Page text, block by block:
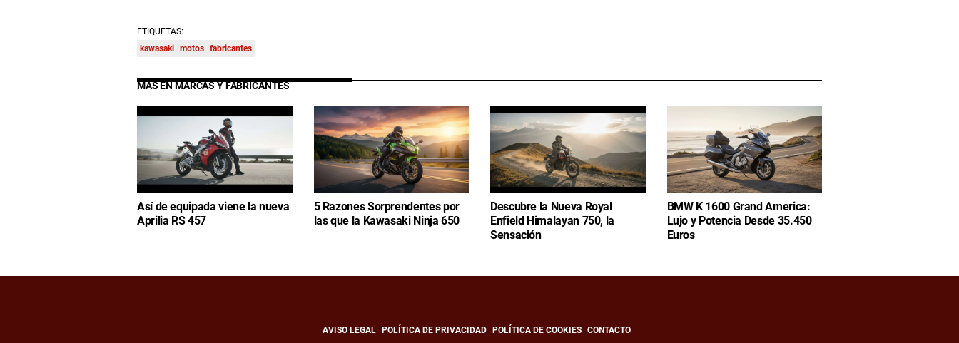
ETIQUETAS:
kawasaki motos fabricantes
MÁS EN MARCAS Y FABRICANTES
Así de equipada viene la nueva
Aprilia RS 457
5 Razones Sorprendentes por
las que la Kawasaki Ninja 650
Descubre la Nueva Royal
Enfield Himalayan 750, la
Sensación
BMW K 1600 Grand America:
Lujo y Potencia Desde 35.450
Euros
AVISO LEGAL POLÍTICA DE PRIVACIDAD POLÍTICA DE COOKIES CONTACTO